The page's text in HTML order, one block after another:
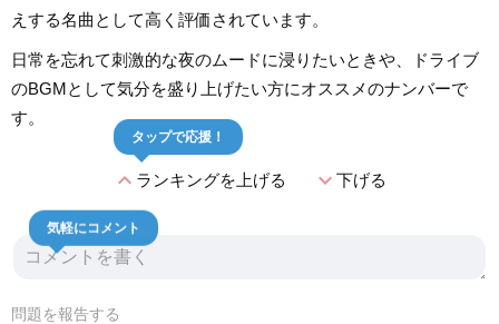
えする名曲として高く評価されています。
日常を忘れて刺激的な夜のムードに浸りたいときや、ドライブ
のBGMとして気分を盛り上げたい方にオススメのナンバーで
す。
expand_lessランキングを上げる
タップで応援！
expand_more下げる
気軽にコメント
問題を報告する